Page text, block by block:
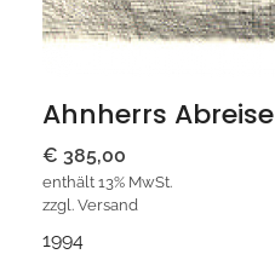
Ahnherrs Abreise
€ 385,00
enthält 13% MwSt.
zzgl. Versand
1994